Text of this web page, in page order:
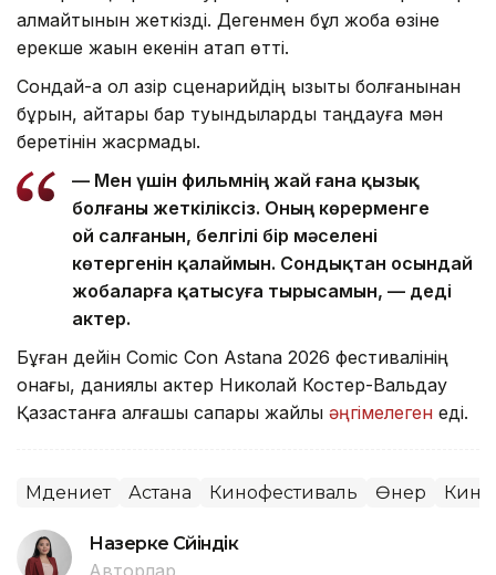
алмайтынын жеткізді. Дегенмен бұл жоба өзіне
ерекше жақын екенін атап өтті.
Сондай-ақ ол қазір сценарийдің қызықты болғанынан
бұрын, айтары бар туындыларды таңдауға мән
беретінін жасрмады.
— Мен үшін фильмнің жай ғана қызық
болғаны жеткіліксіз. Оның көрерменге
ой салғанын, белгілі бір мәселені
көтергенін қалаймын. Сондықтан осындай
жобаларға қатысуға тырысамын, — деді
актер.
Бұған дейін Comic Con Astana 2026 фестивалінің
қонағы, даниялық актер Николай Костер-Вальдау
Қазақстанға алғашқы сапары жайлы әңгімелеген еді.
Мәдениет Астана Кинофестиваль Өнер Кино
Назерке Сүйіндік